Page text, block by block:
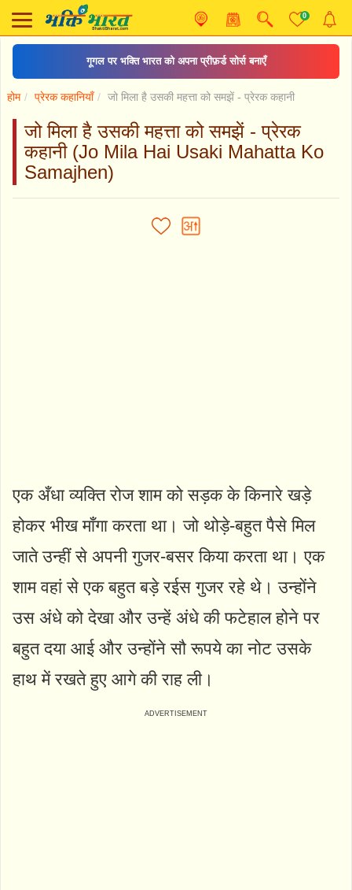
0
गूगल पर भक्ति भारत को अपना प्रीफ़र्ड सोर्स बनाएँ
होम प्रेरक कहानियाँ जो मिला है उसकी महत्ता को समझें - प्रेरक कहानी
जो मिला है उसकी महत्ता को समझें - प्रेरक
कहानी (Jo Mila Hai Usaki Mahatta Ko
Samajhen)
एक अँधा व्यक्ति रोज शाम को सड़क के किनारे खड़े
होकर भीख माँगा करता था। जो थोड़े-बहुत पैसे मिल
जाते उन्हीं से अपनी गुजर-बसर किया करता था। एक
शाम वहां से एक बहुत बड़े रईस गुजर रहे थे। उन्होंने
उस अंधे को देखा और उन्हें अंधे की फटेहाल होने पर
बहुत दया आई और उन्होंने सौ रूपये का नोट उसके
हाथ में रखते हुए आगे की राह ली।